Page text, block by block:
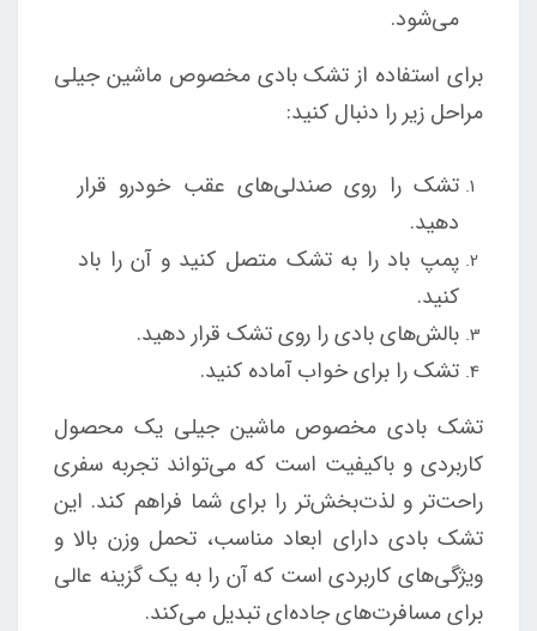
می‌شود.
برای استفاده از تشک بادی مخصوص ماشین جیلی
مراحل زیر را دنبال کنید:
تشک را روی صندلی‌های عقب خودرو قرار
دهید.
پمپ باد را به تشک متصل کنید و آن را باد
کنید.
بالش‌های بادی را روی تشک قرار دهید.
تشک را برای خواب آماده کنید.
تشک بادی مخصوص ماشین جیلی یک محصول
کاربردی و باکیفیت است که می‌تواند تجربه سفری
راحت‌تر و لذت‌بخش‌تر را برای شما فراهم کند. این
تشک بادی دارای ابعاد مناسب، تحمل وزن بالا و
ویژگی‌های کاربردی است که آن را به یک گزینه عالی
برای مسافرت‌های جاده‌ای تبدیل می‌کند.